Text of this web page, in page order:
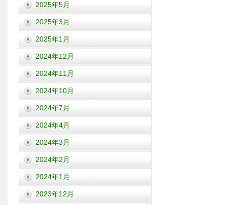
2025年5月
2025年3月
2025年1月
2024年12月
2024年11月
2024年10月
2024年7月
2024年4月
2024年3月
2024年2月
2024年1月
2023年12月